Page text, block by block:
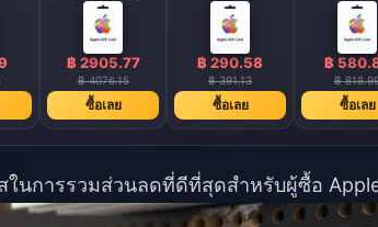
฿ 2905.77
฿ 4076.15
ซื้อเลย
฿ 290.58
฿ 391.13
ซื้อเลย
฿
฿
ซื้อเลย
นการรวมส่วนลดที่ดีที่สุดสำหรับผู้ซื้อ